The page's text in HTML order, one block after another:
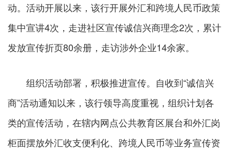
动。活动开展以来，该行开展外汇和跨境人民币政策
集中宣讲4次，走进社区宣传诚信兴商理念2次，累计
发放宣传折页80余册，走访涉外企业14余家。
组织活动部署，积极推进宣传。自收到“诚信兴
商”活动通知以来，该行领导高度重视，组织计划各
类的宣传活动，在辖内网点公共教育区展台和外汇岗
柜面摆放外汇收支便利化、跨境人民币等业务宣传资